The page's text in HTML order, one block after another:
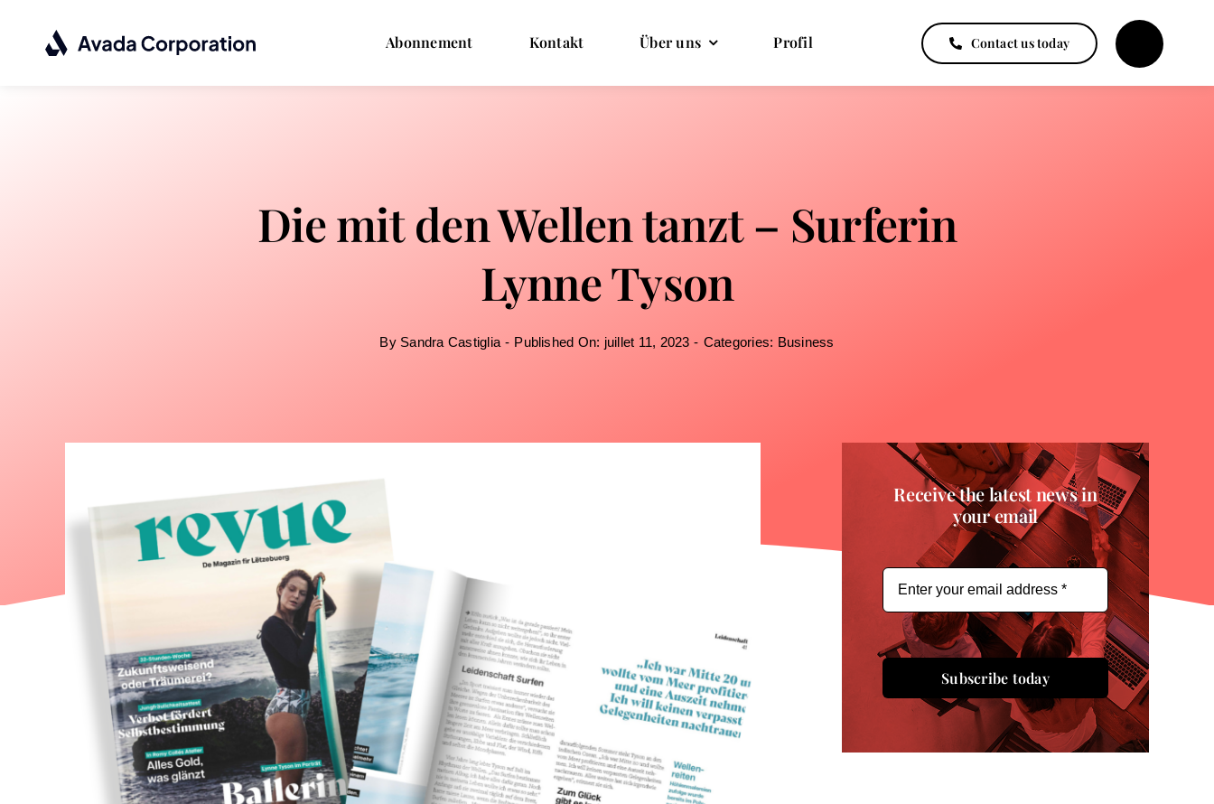
contenu
Abonnement Kontakt Über uns Profil Contact us today
Die mit den Wellen tanzt – Surferin
Lynne Tyson
By Sandra Castiglia - Published On: juillet 11, 2023 - Categories: Business
Receive the latest news in
your email
Subscribe today